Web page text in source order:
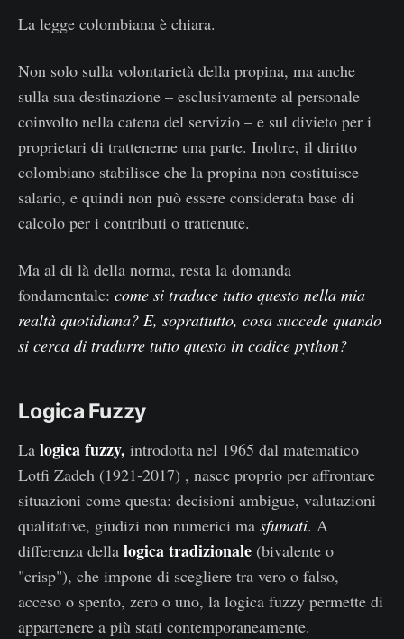
La legge colombiana è chiara.
Non solo sulla volontarietà della propina, ma anche
sulla sua destinazione – esclusivamente al personale
coinvolto nella catena del servizio – e sul divieto per i
proprietari di trattenerne una parte. Inoltre, il diritto
colombiano stabilisce che la propina non costituisce
salario, e quindi non può essere considerata base di
calcolo per i contributi o trattenute.
Ma al di là della norma, resta la domanda
fondamentale: come si traduce tutto questo nella mia
realtà quotidiana? E, soprattutto, cosa succede quando
si cerca di tradurre tutto questo in codice python?
Logica Fuzzy
La logica fuzzy, introdotta nel 1965 dal matematico
Lotfi Zadeh (1921-2017) , nasce proprio per affrontare
situazioni come questa: decisioni ambigue, valutazioni
qualitative, giudizi non numerici ma sfumati. A
differenza della logica tradizionale (bivalente o
"crisp"), che impone di scegliere tra vero o falso,
acceso o spento, zero o uno, la logica fuzzy permette di
appartenere a più stati contemporaneamente.